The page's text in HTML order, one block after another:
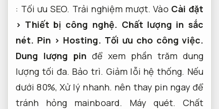
: Tối ưu SEO. Trải nghiệm mượt. Vào Cài đặt
> Thiết bị công nghệ. Chất lượng in sắc
nét. Pin > Hosting. Tối ưu cho công việc.
Dung lượng pin để xem phần trăm dung
lượng tối đa. Bảo trì. Giảm lỗi hệ thống. Nếu
dưới 80%, Xử lý nhanh. nên thay pin ngay để
tránh hỏng mainboard. Máy quét.
Chất